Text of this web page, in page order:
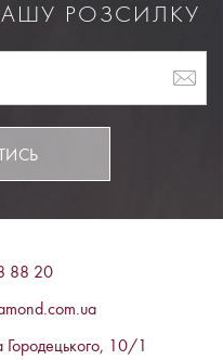
РОЗСИЛКУ
88 20
Городецького, 10/1